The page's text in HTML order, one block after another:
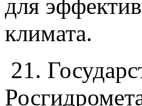
для
климата.
21.